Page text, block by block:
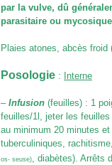
par la vulve, dû
parasitaire ou
Plaies atones, abcès froid
Posologie : Interne
– Infusion (feuilles) : 1
feuilles/1l, jeter les feuilles
au minimum 20 minutes
tuberculiniques,
os- seuse), diabètes). Arrêts